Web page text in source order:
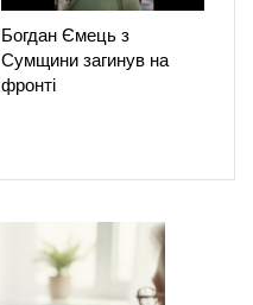
Богдан Ємець з
Сумщини загинув на
фронті